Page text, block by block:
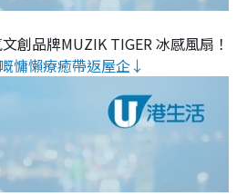
創品牌MUZIK TIGER 冰感風扇！
慵懶療癒帶返屋企↓